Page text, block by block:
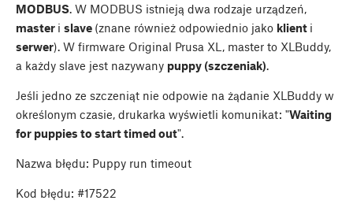
MODBUS. W MODBUS istnieją dwa rodzaje urządzeń,
master i slave (znane również odpowiednio jako klient i
serwer). W firmware Original Prusa XL, master to XLBuddy,
a każdy slave jest nazywany puppy (szczeniak).
Jeśli jedno ze szczeniąt nie odpowie na żądanie XLBuddy w
określonym czasie, drukarka wyświetli komunikat: "Waiting
for puppies to start timed out".
Nazwa błędu: Puppy run timeout
Kod błędu: #17522